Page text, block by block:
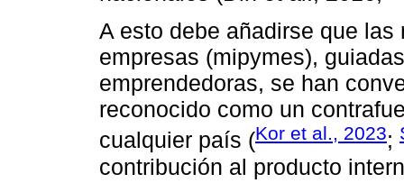
A esto debe añadirse que
empresas (mipymes),
emprendedoras, se han
reconocido como un
cualquier país (Kor et al., 2023;
contribución al producto